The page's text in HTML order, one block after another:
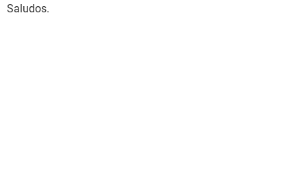
Saludos.